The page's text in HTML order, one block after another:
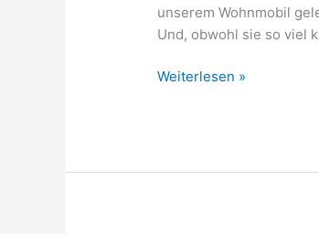
unserem Wohnmobil
Und, obwohl sie so viel
Weiterlesen »